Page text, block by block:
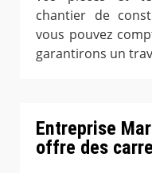
chantier de
vous pouvez
garantirons un
Entreprise
offre des